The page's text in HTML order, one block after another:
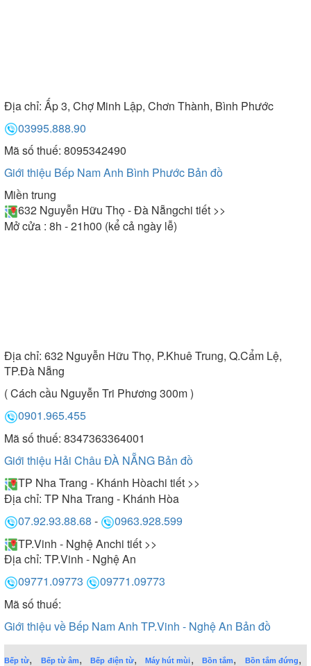
Địa chỉ: Ấp 3, Chợ Minh Lập, Chơn Thành, Bình Phước
03995.888.90
Mã số thuế: 8095342490
Giới thiệu Bếp Nam Anh Bình Phước Bản đồ
Miền trung
632 Nguyễn Hữu Thọ - Đà Nẵngchi tiết >>
Mở cửa : 8h - 21h00 (kể cả ngày lễ)
Địa chỉ: 632 Nguyễn Hữu Thọ, P.Khuê Trung, Q.Cẩm Lệ,
TP.Đà Nẵng
( Cách cầu Nguyễn Tri Phương 300m )
0901.965.455
Mã số thuế: 8347363364001
Giới thiệu Hải Châu ĐÀ NẴNG Bản đồ
TP Nha Trang - Khánh Hòachi tiết >>
Địa chỉ: TP Nha Trang - Khánh Hòa
07.92.93.88.68 -
0963.928.599
TP.Vinh - Nghệ Anchi tiết >>
Địa chỉ: TP.Vinh - Nghệ An
09771.09773
09771.09773
Mã số thuế:
Giới thiệu về Bếp Nam Anh TP.Vinh - Nghệ An Bản đồ
Bếp từ, Bếp từ âm,Bếp điện từ,Máy hút mùi, Bồn tắm, Bồn tắm đứng,